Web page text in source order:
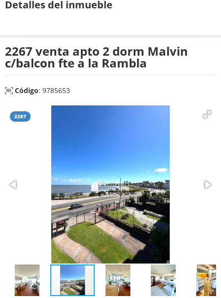
Detalles del inmueble
2267 venta apto 2 dorm Malvin
c/balcon fte a la Rambla
Código: 9785653
2267